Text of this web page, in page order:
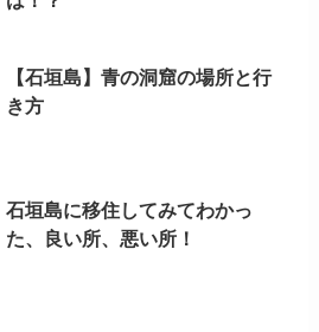
【石垣島】青の洞窟の場所と行
き方
石垣島に移住してみてわかっ
た、良い所、悪い所！